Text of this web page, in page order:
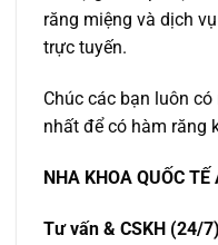
răng miệng và dịch
trực tuyến.
Chúc các bạn luôn
nhất để có hàm răng
NHA KHOA QUỐC TẾ
Tưvấn & CSKH (24/